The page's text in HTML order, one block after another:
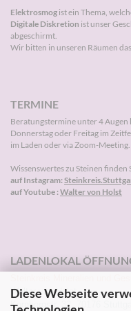
Diese Webseite
Elektrosmog ist ein Thema,
Digitale Diskretion ist unser
abgeschirmt.
Wir bitten in unseren Räumen
TERMINE
Beratungstermine unter 4 Augen
Donnerstag oder Freitag im
im Laden oder via Zoom-Meeting.
Wissenswertes zu Steinen finden
auf Instagram:
auf Youtube :Walter von Holst
LADENLOKAL
Walter von Holst
Kornbergstr. 32, 70176